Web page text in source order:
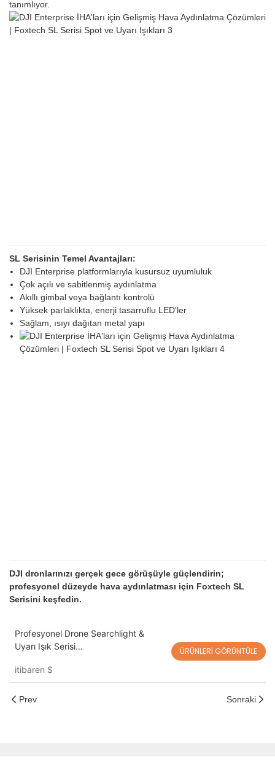
tanımlıyor.
SL Serisinin Temel Avantajları:
DJI Enterprise platformlarıyla kusursuz uyumluluk
Çok açılı ve sabitlenmiş aydınlatma
Akıllı gimbal veya bağlantı kontrolü
Yüksek parlaklıkta, enerji tasarruflu LED'ler
Sağlam, ısıyı dağıtan metal yapı
DJI dronlarınızı gerçek gece görüşüyle ​​güçlendirin;
profesyonel düzeyde hava aydınlatması için Foxtech SL
Serisini keşfedin.
Profesyonel Drone Searchlight &
Uyarı Işık Serisi
itibaren $
ÜRÜNLERI GÖRÜNTÜLE
Prev Sonraki